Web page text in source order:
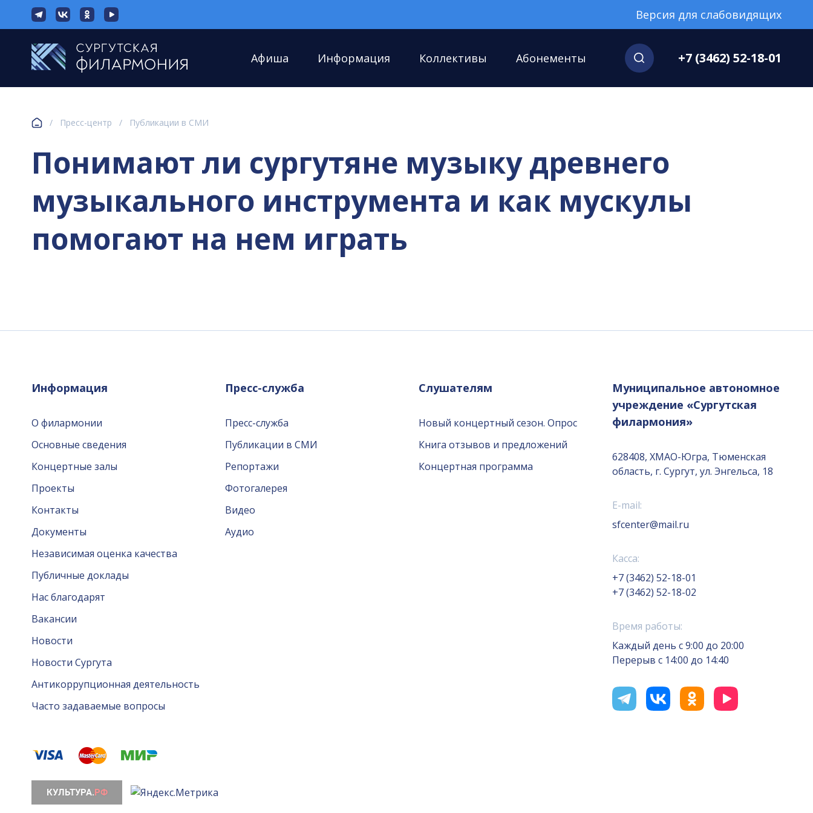
Версия для слабовидящих
Афиша Информация Коллективы Абонементы +7 (3462) 52-18-01
/ Пресс-центр / Публикации в СМИ
Понимают ли сургутяне музыку древнего
музыкального инструмента и как мускулы
помогают на нем играть
Информация
О филармонии
Основные сведения
Концертные залы
Проекты
Контакты
Документы
Независимая оценка качества
Публичные доклады
Нас благодарят
Вакансии
Новости
Новости Сургута
Антикоррупционная деятельность
Часто задаваемые вопросы
Пресс-служба
Пресс-служба
Публикации в СМИ
Репортажи
Фотогалерея
Видео
Аудио
Слушателям
Новый концертный сезон. Опрос
Книга отзывов и предложений
Концертная программа
Муниципальное автономное
учреждение «Сургутская
филармония»
628408, ХМАО-Югра, Тюменская
область, г. Сургут, ул. Энгельса, 18
E-mail:
sfcenter@mail.ru
Касса:
+7 (3462) 52-18-01
+7 (3462) 52-18-02
Время работы:
Каждый день с 9:00 до 20:00
Перерыв с 14:00 до 14:40